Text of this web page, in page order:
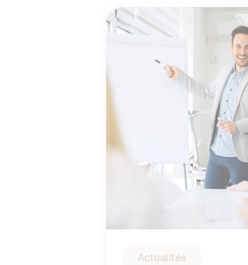
souvent sous-estimés.
Actualités